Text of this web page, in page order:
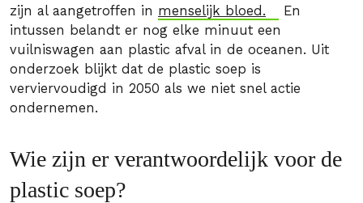
zijn al aangetroffen in menselijk bloed.
En
intussen belandt er nog elke minuut een
vuilniswagen aan plastic afval in de oceanen. Uit
onderzoek blijkt dat de plastic soep is
verviervoudigd in 2050 als we niet snel actie
ondernemen.
Wie zijn er verantwoordelijk voor de
plastic soep?